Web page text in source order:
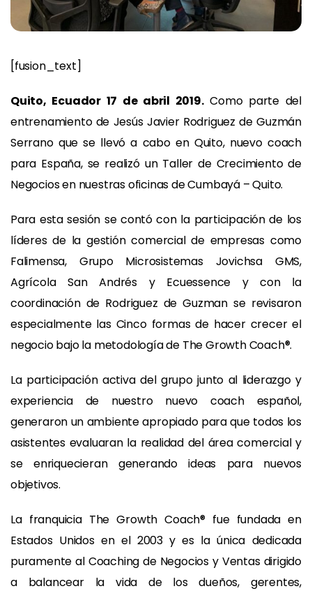
[fusion_text]
Quito, Ecuador 17 de abril 2019.Como parte del
entrenamiento de Jesús Javier Rodriguez de Guzmán
Serrano que se llevó a cabo en Quito, nuevo coach
para España, se realizó un Taller de Crecimiento de
Negocios en nuestras oficinas de Cumbayá – Quito.
Para esta sesión se contó con la participación de los
líderes de la gestión comercial de empresas como
Falimensa, Grupo Microsistemas Jovichsa GMS,
Agrícola San Andrés y Ecuessence y con la
coordinación de Rodriguez de Guzman se revisaron
especialmente las Cinco formas de hacer crecer el
negocio bajo la metodología de The Growth Coach®.
La participación activa del grupo junto al liderazgo y
experiencia de nuestro nuevo coach español,
generaron un ambiente apropiado para que todos los
asistentes evaluaran la realidad del área comercial y
se enriquecieran generando ideas para nuevos
objetivos.
La franquicia The Growth Coach® fue fundada en
Estados Unidos en el 2003 y es la única dedicada
puramente al Coaching de Negocios y Ventas dirigido
a balancear la vida de los dueños, gerentes,